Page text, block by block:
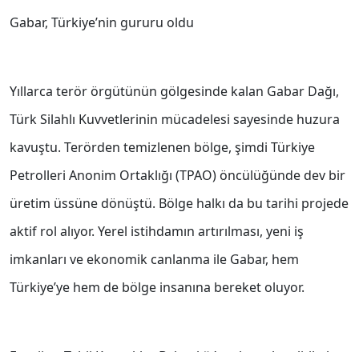
Gabar, Türkiye’nin gururu oldu
Yıllarca terör örgütünün gölgesinde kalan Gabar Dağı,
Türk Silahlı Kuvvetlerinin mücadelesi sayesinde huzura
kavuştu. Terörden temizlenen bölge, şimdi Türkiye
Petrolleri Anonim Ortaklığı (TPAO) öncülüğünde dev bir
üretim üssüne dönüştü. Bölge halkı da bu tarihi projede
aktif rol alıyor. Yerel istihdamın artırılması, yeni iş
imkanları ve ekonomik canlanma ile Gabar, hem
Türkiye’ye hem de bölge insanına bereket oluyor.